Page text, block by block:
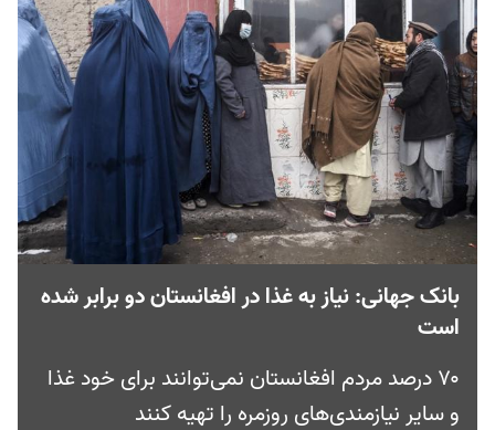
بانک جهانی: نیاز به غذا در افغانستان دو برابر شده
است
۷۰ درصد مردم افغانستان نمی‌توانند برای خود غذا
و سایر نیازمندی‌های روزمره را تهیه کنند